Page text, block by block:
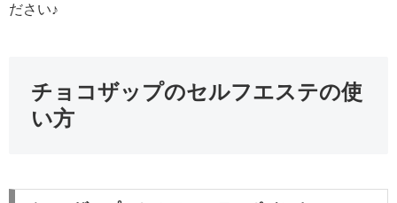
ださい♪
チョコザップのセルフエステの使
い方